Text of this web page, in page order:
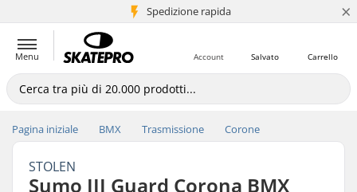
Spedizione rapida
+5 mln di clienti ×
Menu Carrello
Salvato
Account
Pagina iniziale BMX Trasmissione Corone
STOLEN
Sumo III Guard Corona BMX